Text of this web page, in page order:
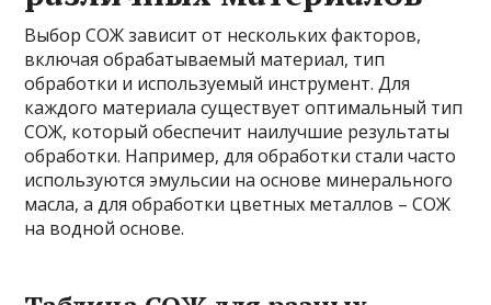
Выбор СОЖ зависит от нескольких факторов,
включая обрабатываемый материал, тип
обработки и используемый инструмент. Для
каждого материала существует оптимальный тип
СОЖ, который обеспечит наилучшие результаты
обработки. Например, для обработки стали часто
используются эмульсии на основе минерального
масла, а для обработки цветных металлов – СОЖ
на водной основе.